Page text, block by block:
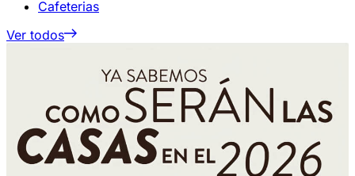
Cafeterias
Ver todos